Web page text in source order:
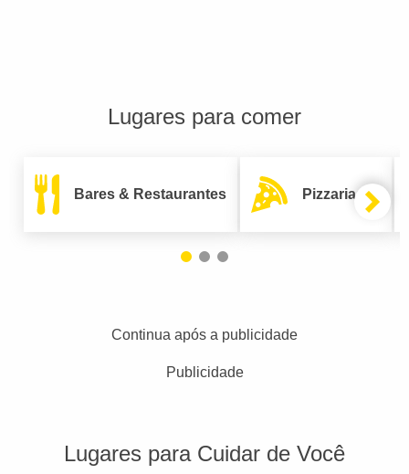
Lugares para comer
Bares & Restaurantes Pizzarias
Continua após a publicidade
Publicidade
Lugares para Cuidar de Você